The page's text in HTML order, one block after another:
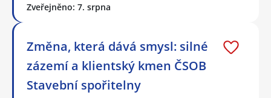
Zveřejněno: 7. srpna
Změna, která dává smysl: silné
zázemí a klientský kmen ČSOB
Stavební spořitelny